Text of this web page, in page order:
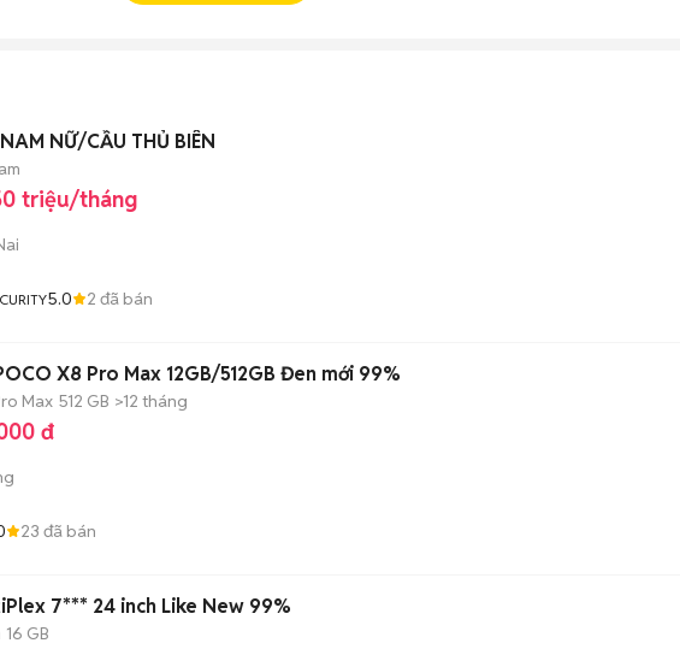
NỮ/CẦU THỦ BIÊN
triệu/tháng
5.0 2 đã bán
X8 Pro Max 12GB/512GB Đen mới 99%
Max 512 GB >12 tháng
đ
23 đã bán
7*** 24 inch Like New 99%
16 GB